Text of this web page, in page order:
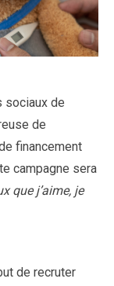
sociaux de
de
financement
campagne sera
que j’aime, je
de recruter